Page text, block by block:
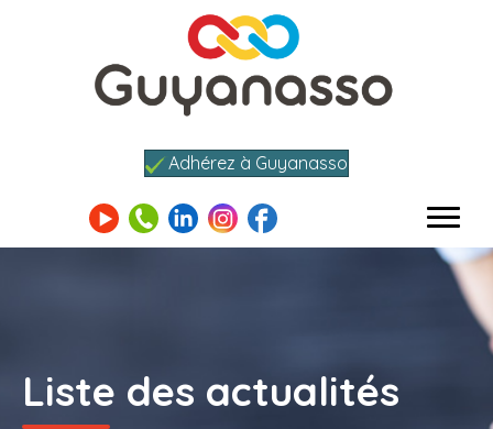
Adhérez à Guyanasso
Liste des actualités